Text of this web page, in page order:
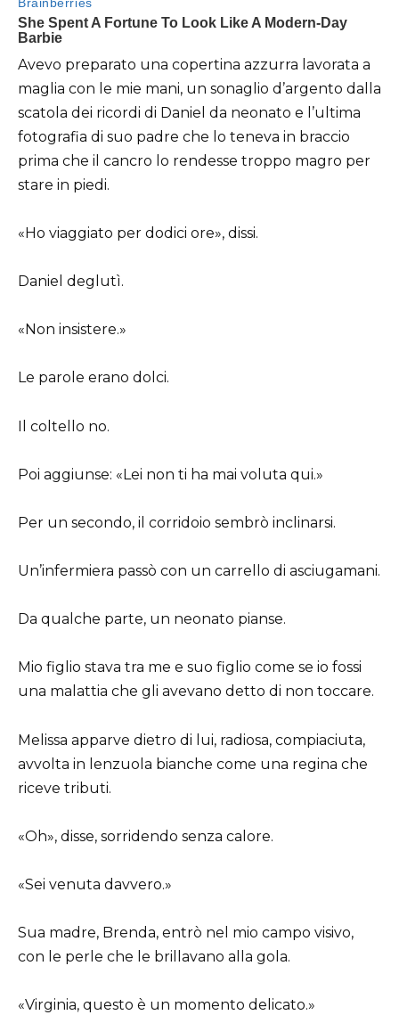
Avevo preparato una copertina azzurra lavorata a
maglia con le mie mani, un sonaglio d’argento dalla
scatola dei ricordi di Daniel da neonato e l’ultima
fotografia di suo padre che lo teneva in braccio
prima che il cancro lo rendesse troppo magro per
stare in piedi.
«Ho viaggiato per dodici ore», dissi.
Daniel deglutì.
«Non insistere.»
Le parole erano dolci.
Il coltello no.
Poi aggiunse: «Lei non ti ha mai voluta qui.»
Per un secondo, il corridoio sembrò inclinarsi.
Un’infermiera passò con un carrello di asciugamani.
Da qualche parte, un neonato pianse.
Mio figlio stava tra me e suo figlio come se io fossi
una malattia che gli avevano detto di non toccare.
Melissa apparve dietro di lui, radiosa, compiaciuta,
avvolta in lenzuola bianche come una regina che
riceve tributi.
«Oh», disse, sorridendo senza calore.
«Sei venuta davvero.»
Sua madre, Brenda, entrò nel mio campo visivo,
con le perle che le brillavano alla gola.
«Virginia, questo è un momento delicato.»